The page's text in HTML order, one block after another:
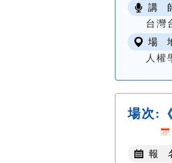
講
台灣
場
人權
場次:
報